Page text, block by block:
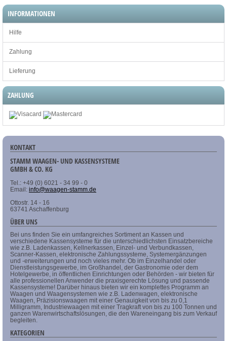
INFORMATIONEN
Hilfe
Zahlung
Lieferung
ZAHLUNG
KONTAKT
STAMM WAAGEN- UND KASSENSYSTEME
GMBH & CO. KG
Tel.: +49 (0) 6021 - 34 99 - 0
Email: info@waagen-stamm.de
Ottostr. 14 - 16
63741 Aschaffenburg
ÜBER UNS
Bei uns finden Sie ein umfangreiches Sortiment an Kassen und
verschiedene Kassensysteme für die unterschiedlichsten Einsatzbereiche
wie z.B. Ladenkassen, Kellnerkassen, Einzel- und Verbundkassen,
Scanner-Kassen, elektronische Zahlungssysteme, Systemergänzungen
und -erweiterungen und noch vieles mehr. Ob im Einzelhandel oder
Dienstleistungsgewerbe, im Großhandel, der Gastronomie oder dem
Hotelgewerbe, in öffentlichen Einrichtungen oder Behörden - wir bieten für
alle professionellen Anwender die praxisgerechte Lösung und passende
Kassensysteme! Darüber hinaus bieten wir ein komplettes Programm an
Waagen und Waagensystemen wie z.B. Ladenwagen, elektronische
Waagen, Präzisionswaagen mit einer Genauigkeit von bis zu 0,1
Milligramm, Industriewaagen mit einer Tragkraft von bis zu 100 Tonnen und
ganzen Warenwirtschaftslösungen, die den Wareneingang bis zum Verkauf
begleiten.
KATEGORIEN